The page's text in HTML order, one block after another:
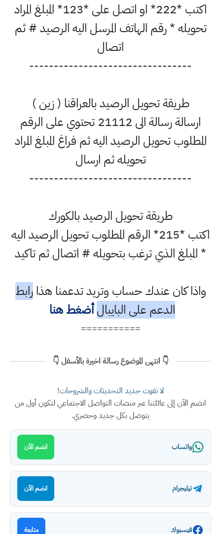
اكتب *222* او اتصل على *123* المبلغ المراد
تحويله * رقم الهاتف المرسل اليه الرصيد # ثم
اتصال
---------------------------------
طريقة تحويل الرصيد بالعراقنا ( زين )
ارسالة رسالة الى 21112 تحتوي على الرقم
المطلوب تحويل الرصيد اليه ثم فراغ المبلغ المراد
تحويله ثم ارسال
---------------------------------
طريقة تحويل الرصيد بالكورك
اكتب *215* الرقم المطلوب تحويل الرصيد اليه
* المبلغ الذي ترغب بتحويله # اتصال ثم تاكيد
واذا كان عندك حساب وتريد تدعمنا هذارابط
الدعم على البايبال أضغط هنا
===========
👇 انتهى الموضوع رسالة اخيرة بالأسفل 👇
لا تفوت جديد التحديثات والشروحات!
انضم الآن إلى عائلتنا عبر منصات التواصل الاجتماعي لتكون أول من
يتوصل بكل جديد وحصري.
واتساب انضم الآن
تيليجرام انضم الآن
فيسبوك متابعة